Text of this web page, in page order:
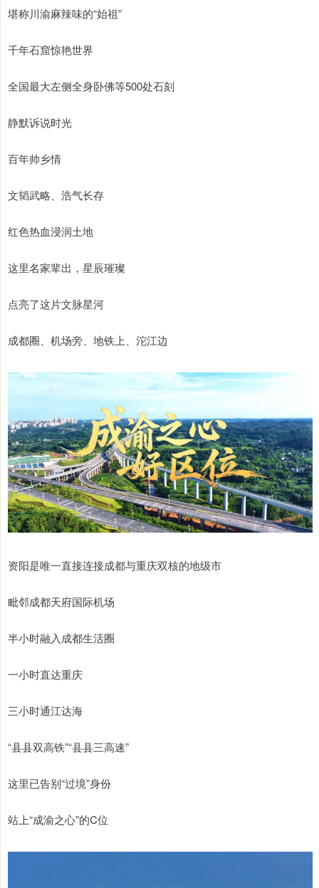
堪称川渝麻辣味的“始祖”
千年石窟惊艳世界
全国最大左侧全身卧佛等500处石刻
静默诉说时光
百年帅乡情
文韬武略、浩气长存
红色热血浸润土地
这里名家辈出，星辰璀璨
点亮了这片文脉星河
成都圈、机场旁、地铁上、沱江边
资阳是唯一直接连接成都与重庆双核的地级市
毗邻成都天府国际机场
半小时融入成都生活圈
一小时直达重庆
三小时通江达海
“县县双高铁”“县县三高速”
这里已告别“过境”身份
站上“成渝之心”的C位